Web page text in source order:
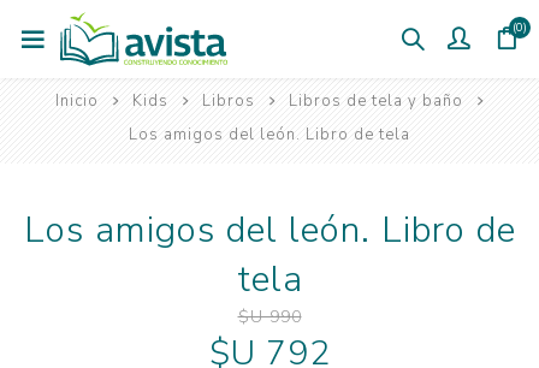
(0)
Inicio Kids Libros
Libros de tela y baño
Los amigos del león. Libro de tela
Los amigos del león. Libro de
tela
$U 990
$U 792